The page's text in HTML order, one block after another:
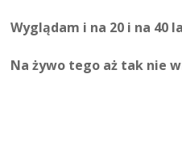
Wyglądam i na 20 i na 40
Na żywo tego aż tak nie